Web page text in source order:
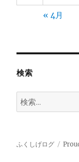
« 4月
検索
検
索:
ふくしげログ